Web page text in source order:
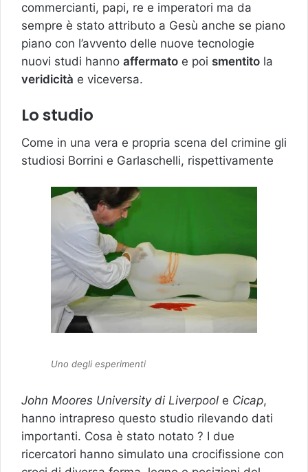
commercianti, papi, re e imperatori ma da
sempre è stato attributo a Gesù anche se piano
piano con l’avvento delle nuove tecnologie
nuovi studi hanno affermato e poi smentito la
veridicità e viceversa.
Lo studio
Come in una vera e propria scena del crimine gli
studiosi Borrini e Garlaschelli, rispettivamente
Uno degli esperimenti
John Moores University di Liverpool e Cicap,
hanno intrapreso questo studio rilevando dati
importanti. Cosa è stato notato ? I due
ricercatori hanno simulato una crocifissione con